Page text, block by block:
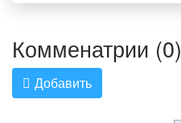
Комменатрии (0)
Добавить